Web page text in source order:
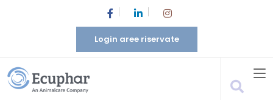
Login aree riservate